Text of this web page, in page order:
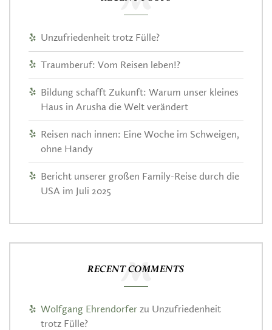
Unzufriedenheit trotz Fülle?
Traumberuf: Vom Reisen leben!?
Bildung schafft Zukunft: Warum unser kleines
Haus in Arusha die Welt verändert
Reisen nach innen: Eine Woche im Schweigen,
ohne Handy
Bericht unserer großen Family-Reise durch die
USA im Juli 2025
RECENT COMMENTS
Wolfgang Ehrendorfer zu Unzufriedenheit
trotz Fülle?